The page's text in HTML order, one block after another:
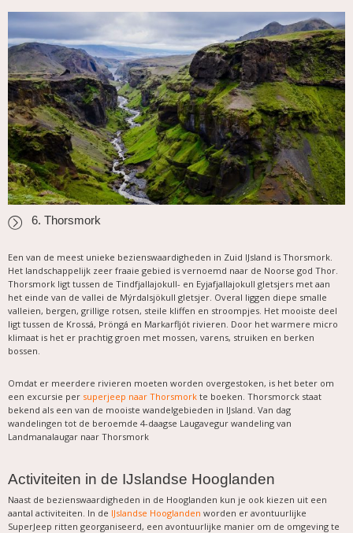
6. Thorsmork
Een van de meest unieke bezienswaardigheden in Zuid IJsland is Thorsmork.
Het landschappelijk zeer fraaie gebied is vernoemd naar de Noorse god Thor.
Thorsmork ligt tussen de Tindfjallajokull- en Eyjafjallajokull gletsjers met aan
het einde van de vallei de Mýrdalsjökull gletsjer. Overal liggen diepe smalle
valleien, bergen, grillige rotsen, steile kliffen en stroompjes. Het mooiste deel
ligt tussen de Krossá, Þröngá en Markarfljót rivieren. Door het warmere micro
klimaat is het er prachtig groen met mossen, varens, struiken en berken
bossen.
Omdat er meerdere rivieren moeten worden overgestoken, is het beter om
een excursie per superjeep naar Thorsmork te boeken. Thorsmorck staat
bekend als een van de mooiste wandelgebieden in IJsland. Van dag
wandelingen tot de beroemde 4-daagse Laugavegur wandeling van
Landmanalaugar naar Thorsmork
Activiteiten in de IJslandse Hooglanden
Naast de bezienswaardigheden in de Hooglanden kun je ook kiezen uit een
aantal activiteiten. In de IJslandse Hooglanden worden er avontuurlijke
SuperJeep ritten georganiseerd, een avontuurlijke manier om de omgeving te